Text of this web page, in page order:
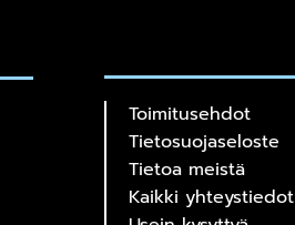
Toimitusehdot
Tietosuojaseloste
Tietoa meistä
Kaikki yhteystiedot